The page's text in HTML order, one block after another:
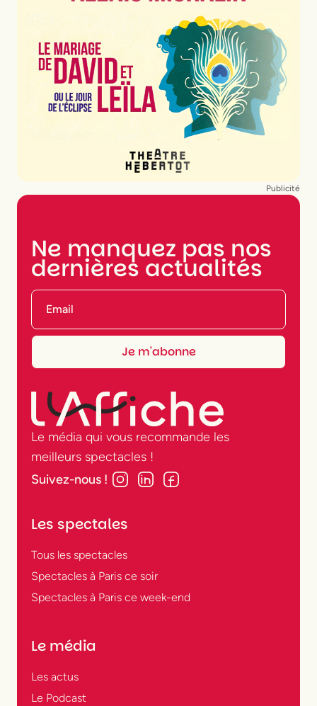
Publicité
Ne manquez pas nos
dernières actualités
Le média qui vous recommande les
meilleurs spectacles !
Suivez-nous !
Les spectales
Tous les spectacles
Spectacles à Paris ce soir
Spectacles à Paris ce week-end
Le média
Les actus
Le Podcast